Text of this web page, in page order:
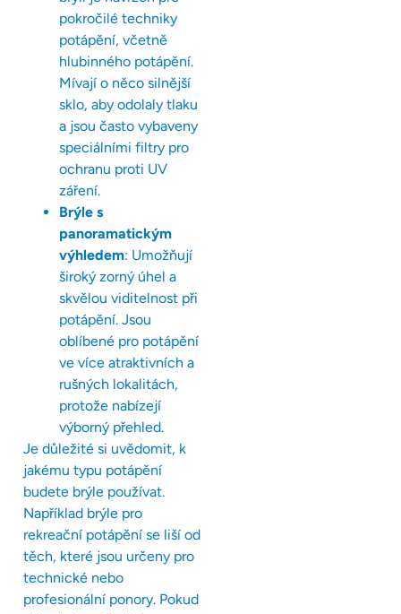
pokročilé techniky
potápění, včetně
hlubinného potápění.
Mívají o něco silnější
sklo, aby odolaly tlaku
a jsou často vybaveny
speciálními filtry pro
ochranu proti UV
záření.
Brýle s
panoramatickým
výhledem: Umožňují
široký zorný úhel a
skvělou viditelnost při
potápění. Jsou
oblíbené pro potápění
ve více atraktivních a
rušných lokalitách,
protože nabízejí
výborný přehled.
Je důležité si uvědomit, k
jakému typu potápění
budete brýle používat.
Například brýle pro
rekreační potápění se liší od
těch, které jsou určeny pro
technické nebo
profesionální ponory. Pokud